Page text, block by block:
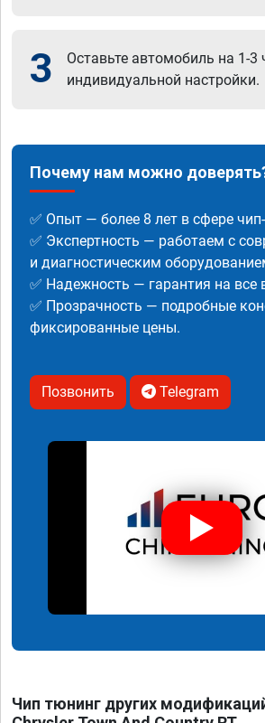
3
Оставьте автомобиль на 1-3
индивидуальной настройки.
Почему нам можно
✅ Опыт — более 8 лет в сфере
✅ Экспертность — работаем с
и диагностическим
✅ Надежность — гарантия на все
✅ Прозрачность — подробные
фиксированные цены.
Позвонить Telegram
Чип тюнинг других